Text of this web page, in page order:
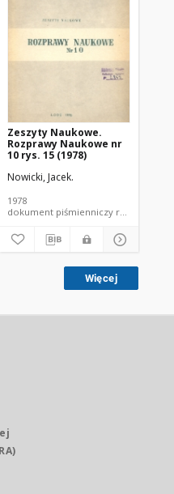
rozprawa naukowa PŁ
Zeszyty Naukowe.
Rozprawy Naukowe nr
10 rys. 15 (1978)
Nowicki, Jacek.
1978
dokument piśmienniczy
Więcej